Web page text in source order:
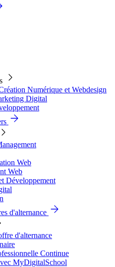
Numérique et Webdesign
Digital
Web
Web
Développement
d'alternance
d'alternance
Continue
MyDigitalSchool